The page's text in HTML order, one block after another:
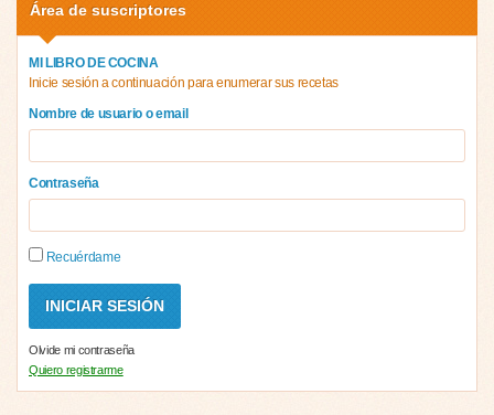
Área de suscriptores
MI LIBRO DE COCINA
Inicie sesión a continuación para enumerar sus recetas
Nombre de usuario o email
Contraseña
Recuérdame
Olvide mi contraseña
Quiero registrarme